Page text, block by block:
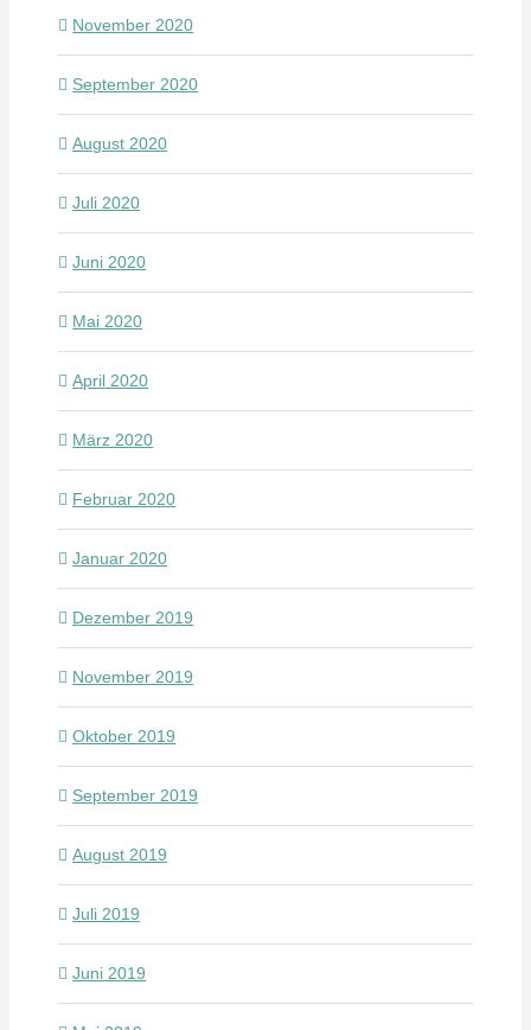
November 2020
September 2020
August 2020
Juli 2020
Juni 2020
Mai 2020
April 2020
März 2020
Februar 2020
Januar 2020
Dezember 2019
November 2019
Oktober 2019
September 2019
August 2019
Juli 2019
Juni 2019